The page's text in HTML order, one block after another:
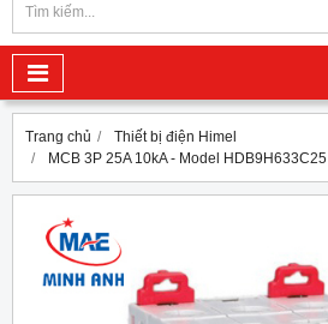
Trang chủ
Thiết bị điện Himel
MCB 3P 25A 10kA - Model HDB9H633C25